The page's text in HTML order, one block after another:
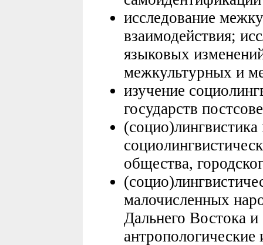
исследование
взаимодействия;
языковых
межкультурных и
изучение
государств
общества,
малочисленных
Дальнего Востока
антропологические